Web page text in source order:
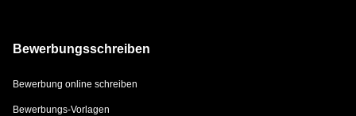
Bewerbungsschreiben
Bewerbung online schreiben
Bewerbungs-Vorlagen